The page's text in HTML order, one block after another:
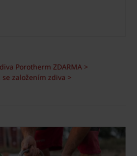
Porotherm ZDARMA >
se založením zdiva >